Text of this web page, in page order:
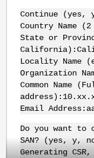
Continue
Country Name
State or
Locality Name
Organization
Common Name
Email
Do you want
SAN? (yes, y,
Generating